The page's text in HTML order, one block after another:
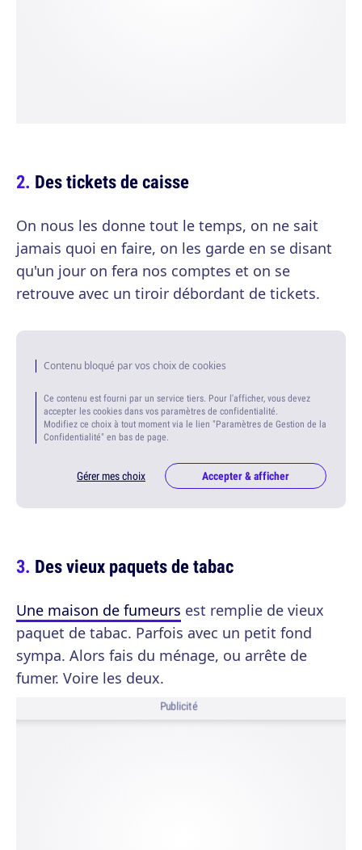
Des tickets de caisse
On nous les donne tout le temps, on ne sait
jamais quoi en faire, on les garde en se disant
qu'un jour on fera nos comptes et on se
retrouve avec un tiroir débordant de tickets.
Contenu bloqué par vos choix de cookies
Ce contenu est fourni par un service tiers. Pour l'afficher, vous devez
accepter les cookies dans vos paramètres de confidentialité.
Modifiez ce choix à tout moment via le lien "Paramètres de Gestion de la
Confidentialité" en bas de page.
Gérer mes choix Accepter & afficher
Des vieux paquets de tabac
Une maison de fumeurs est remplie de vieux
paquet de tabac. Parfois avec un petit fond
sympa. Alors fais du ménage, ou arrête de
fumer. Voire les deux.
Publicité